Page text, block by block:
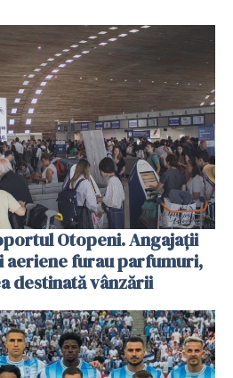
Otopeni. Angajații
aeriene furau parfumuri,
destinată vânzării